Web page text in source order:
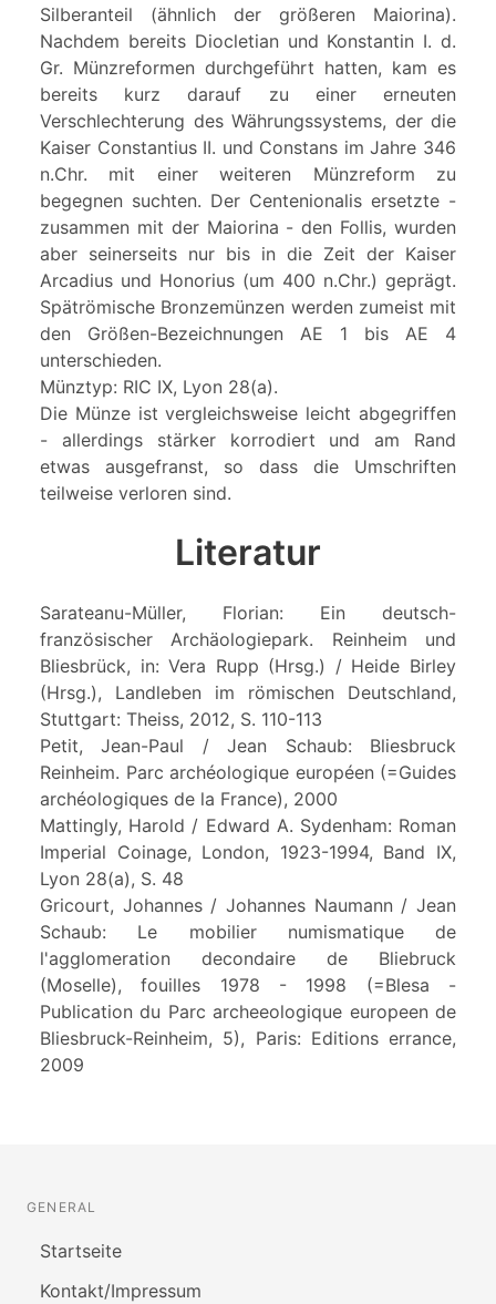
Silberanteil (ähnlich der größeren Maiorina).
Nachdem bereits Diocletian und Konstantin I. d.
Gr. Münzreformen durchgeführt hatten, kam es
bereits kurz darauf zu einer erneuten
Verschlechterung des Währungssystems, der die
Kaiser Constantius II. und Constans im Jahre 346
n.Chr. mit einer weiteren Münzreform zu
begegnen suchten. Der Centenionalis ersetzte -
zusammen mit der Maiorina - den Follis, wurden
aber seinerseits nur bis in die Zeit der Kaiser
Arcadius und Honorius (um 400 n.Chr.) geprägt.
Spätrömische Bronzemünzen werden zumeist mit
den Größen-Bezeichnungen AE 1 bis AE 4
unterschieden.
Münztyp: RIC IX, Lyon 28(a).
Die Münze ist vergleichsweise leicht abgegriffen
- allerdings stärker korrodiert und am Rand
etwas ausgefranst, so dass die Umschriften
teilweise verloren sind.
Literatur
Sarateanu-Müller, Florian: Ein deutsch-
französischer Archäologiepark. Reinheim und
Bliesbrück, in: Vera Rupp (Hrsg.) / Heide Birley
(Hrsg.), Landleben im römischen Deutschland,
Stuttgart: Theiss, 2012, S. 110-113
Petit, Jean-Paul / Jean Schaub: Bliesbruck
Reinheim. Parc archéologique européen (=Guides
archéologiques de la France), 2000
Mattingly, Harold / Edward A. Sydenham: Roman
Imperial Coinage, London, 1923-1994, Band IX,
Lyon 28(a), S. 48
Gricourt, Johannes / Johannes Naumann / Jean
Schaub: Le mobilier numismatique de
l'agglomeration decondaire de Bliebruck
(Moselle), fouilles 1978 - 1998 (=Blesa -
Publication du Parc archeeologique europeen de
Bliesbruck-Reinheim, 5), Paris: Editions errance,
2009
GENERAL
Startseite
Kontakt/Impressum